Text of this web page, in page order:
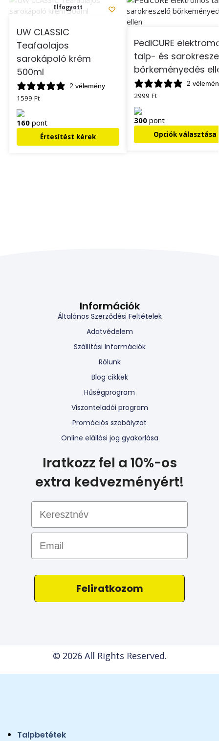
Elfogyott
UW CLASSIC
Teafaolajos
sarokápoló krém
500ml
2 vélemény
1599 Ft
160pont
Értesítést kérek
PediCURE
talp- és
bőrkeményedés
2
2999 Ft
300pont
Opciók választása
Információk
Általános Szerződési Feltételek
Adatvédelem
Szállítási Információk
Rólunk
Blog cikkek
Hűségprogram
Viszonteladói program
Promóciós szabályzat
Online elállási jog gyakorlása
Iratkozz fel a 10%-os
extra kedvezményért!
Email
Feliratkozom
© 2026 All Rights Reserved.
Talpbetétek